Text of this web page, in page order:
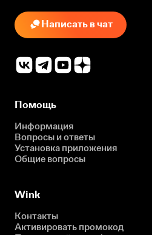
Написать в чат
Помощь
Информация
Вопросы и ответы
Установка приложения
Общие вопросы
Wink
Контакты
Активировать промокод